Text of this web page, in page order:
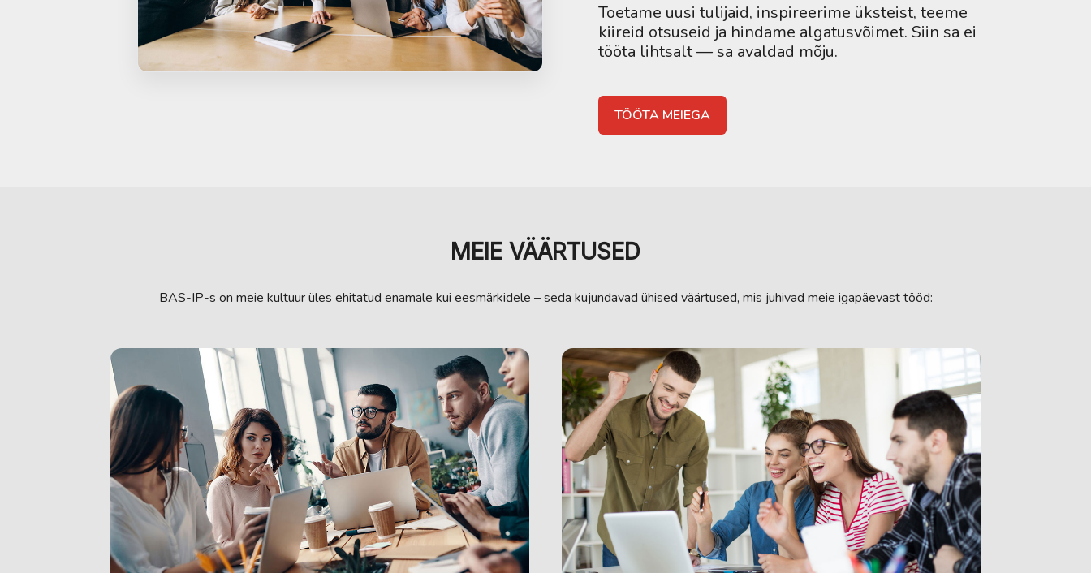
Toetame uusi tulijaid, inspireerime üksteist, teeme
kiireid otsuseid ja hindame algatusvõimet. Siin sa ei
tööta lihtsalt — sa avaldad mõju.
TÖÖTA MEIEGA
MEIE VÄÄRTUSED
BAS-IP-s on meie kultuur üles ehitatud enamale kui eesmärkidele – seda kujundavad ühised väärtused, mis juhivad meie igapäevast tööd: